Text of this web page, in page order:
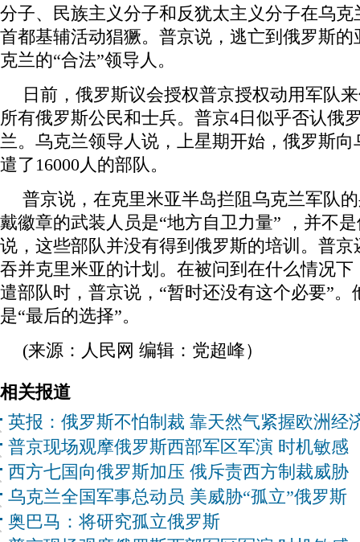
分子、民族主义分子和反犹太主义分子在乌
首都基辅活动猖獗。普京说，逃亡到俄罗斯
克兰的“合法”领导人。
日前，俄罗斯议会授权普京授权动用军队
所有俄罗斯公民和士兵。普京4日似乎否认俄
兰。乌克兰领导人说，上星期开始，俄罗斯
遣了16000人的部队。
普京说，在克里米亚半岛拦阻乌克兰军队
戴徽章的武装人员是“地方自卫力量” ，并不
说，这些部队并没有得到俄罗斯的培训。普
吞并克里米亚的计划。在被问到在什么情况
遣部队时，普京说，“暂时还没有这个必要”
是“最后的选择”。
(来源：人民网 编辑：党超峰）
相关报道
英报：俄罗斯不怕制裁 靠天然气紧握欧洲经
普京现场观摩俄罗斯西部军区军演 时机敏感
西方七国向俄罗斯加压 俄斥责西方制裁威胁
乌克兰全国军事总动员 美威胁“孤立”俄罗斯
奥巴马：将研究孤立俄罗斯